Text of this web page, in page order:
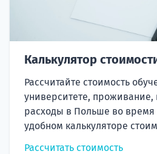
Калькулятор
Рассчитайте стоимость
университете,
расходы в Польше во время
удобном калькуляторе
Рассчитать стоимость